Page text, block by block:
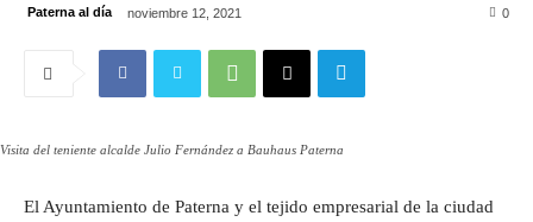
Paterna al día noviembre 12, 2021 0
Visita del teniente alcalde Julio Fernández a Bauhaus Paterna
El Ayuntamiento de Paterna y el tejido empresarial de la ciudad